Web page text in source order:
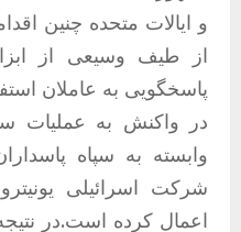
و ایالات متحده چنین
از طیف وسیعی از
پاسخگویی به عاملان
در واکنش به عملیات
وابسته به سپاه
شرکت اسرائیلی
اعمال کرده است.در